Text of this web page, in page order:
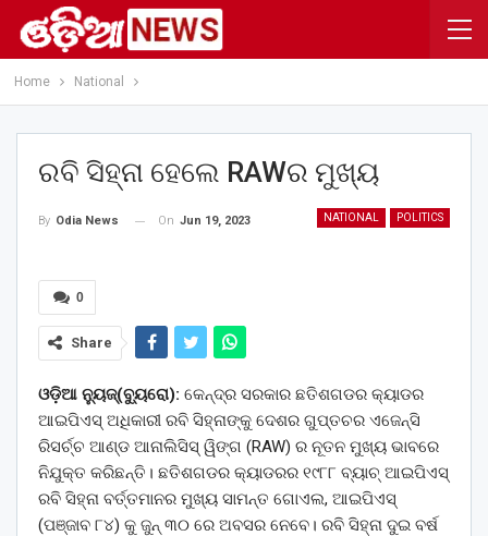
Home National
ରବି ସିହ୍ନା ହେଲେ RAWର ମୁଖ୍ୟ
NATIONAL POLITICS
By Odia News On Jun 19, 2023
0
Share
ଓଡ଼ିଆ ନ୍ୟୁଜ୍(ବ୍ୟୁରୋ): କେନ୍ଦ୍ର ସରକାର ଛତିଶଗଡର କ୍ୟାଡର
ଆଇପିଏସ୍ ଅଧିକାରୀ ରବି ସିହ୍ନାଙ୍କୁ ଦେଶର ଗୁପ୍ତଚର ଏଜେନ୍ସି
ରିସର୍ଚ୍ଚ ଆଣ୍ଡ ଆନାଲିସିସ୍ ୱିଙ୍ଗ (RAW) ର ନୂତନ ମୁଖ୍ୟ ଭାବରେ
ନିଯୁକ୍ତ କରିଛନ୍ତି। ଛତିଶଗଡର କ୍ୟାଡରର ୧୯୮୮ ବ୍ୟାଚ୍ ଆଇପିଏସ୍
ରବି ସିହ୍ନା ବର୍ତ୍ତମାନର ମୁଖ୍ୟ ସାମନ୍ତ ଗୋଏଲ, ଆଇପିଏସ୍
(ପଞ୍ଜାବ ୮୪) କୁ ଜୁନ୍ ୩୦ ରେ ଅବସର ନେବେ। ରବି ସିହ୍ନା ଦୁଇ ବର୍ଷ